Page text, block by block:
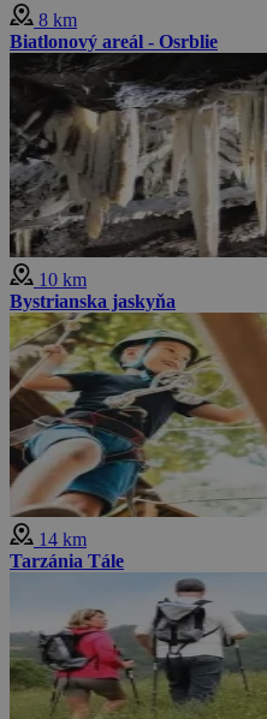
8 km
Biatlonový areál - Osrblie
10 km
Bystrianska jaskyňa
14 km
Tarzánia Tále